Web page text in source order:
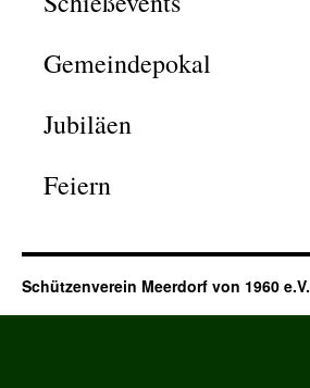
Gemeindepokal
Jubiläen
Feiern
Schützenverein Meerdorf von 1960 e.V.